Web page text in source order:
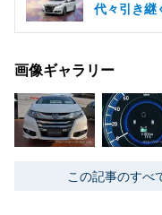
代々引き継
画像ギャラリー
この記事のすべ